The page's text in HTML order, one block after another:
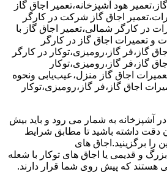
هود آشپزخانه،تعمیر اجاق گاز
اجاق گاز شرکت در کارگر
در کارگر شمالی،تعمیر اجاق گاز با
و تعمیرات اجاق گاز در کارگر
گاز،فر گاز،رومیزی،توکار در کارگر
گاز،فر گاز،رومیزی،توکار
اجاق گاز منزل،عیب‌یابی ونحوه
اجاق گاز،فر گاز،رومیزی،توکار
آشپزخانه به شمار می رود و باید بیش
دقت داشته باشید تا مطابق شرایط
را برگزینید.اجاق های
و قدیمی یا اجاق های توکار با شعله
هستند که پیش روی شما قرار دارند.